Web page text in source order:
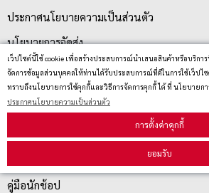
เว็ปไซต์นี้ใช้ cookie เพื่อสร้างประสบการณ์นำเสนอสินค้าหรือบริกา
จัดการข้อมูลส่วนบุคคลให้ท่านได้รับประสบการณ์ที่ดีในการใช้เว็ปไซ
ทราบถึงนโยบายการใช้คุกกี้และวิธีการจัดการคุกกี้ ได้ ที่ นโยบายกา
ประกาศนโยบายความเป็นส่วนตัว
การตั้งค่าคุกกี้
ยอมรับ
ประกาศนโยบายความเป็นส่วนตัว
นโยบายการจัดส่ง
นโยบายการเปลี่ยน/คืน สินค้า
บริการลูกค้า
คู่มือนักช้อป